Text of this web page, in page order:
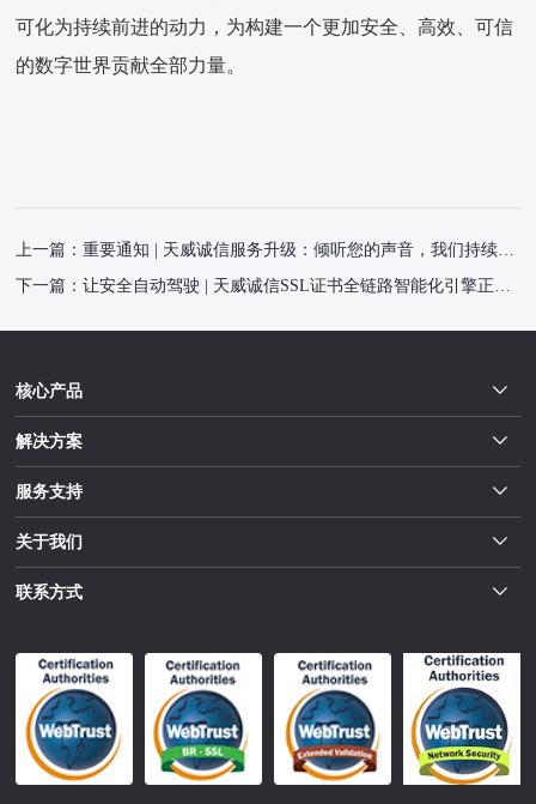
可化为持续前进的动力，为构建一个更加安全、高效、可信
的数字世界贡献全部力量。
上一篇：重要通知 | 天威诚信服务升级：倾听您的声音，我们持续改进
下一篇：让安全自动驾驶 | 天威诚信SSL证书全链路智能化引擎正式发布
核心产品
解决方案
服务支持
关于我们
联系方式